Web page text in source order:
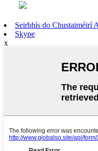
Seirbhís do Chustaiméirí
Skype
x